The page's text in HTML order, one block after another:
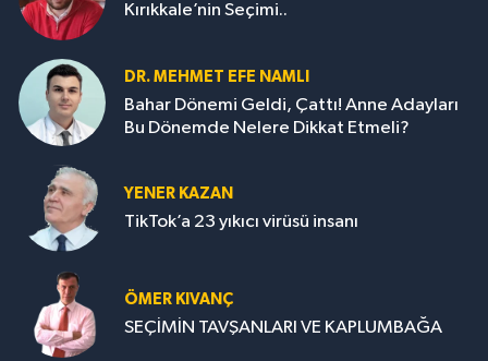
Kırıkkale’nin Seçimi..
DR. MEHMET EFE NAMLI
Bahar Dönemi Geldi, Çattı! Anne Adayları
Bu Dönemde Nelere Dikkat Etmeli?
YENER KAZAN
TikTok’a 23 yıkıcı virüsü insanı
ÖMER KIVANÇ
SEÇİMİN TAVŞANLARI VE KAPLUMBAĞA